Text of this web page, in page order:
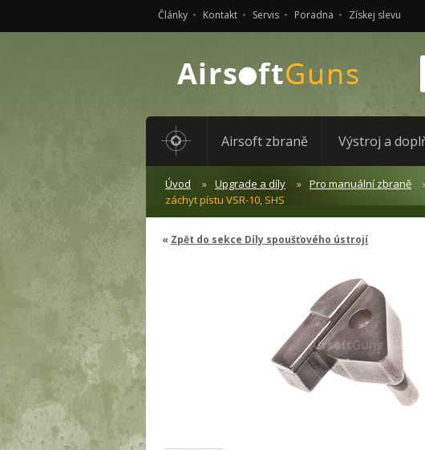
Články Kontakt Servis Poradna Získej slevu
Airsoft zbraně Výstroj a
Úvod Upgrade a díly Pro manuální zbraně
záchyt pístu VSR-10, SHS
Zpět do sekce Díly spoušťového ústrojí